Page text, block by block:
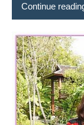
底、
外
景
節
目
主
Continue